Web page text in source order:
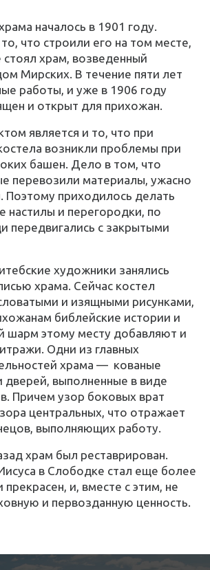
началось в 1901 году.
что строили его на том месте,
стоял храм, возведенный
Мирских. В течение пяти лет
работы, и уже в 1906 году
и открыт для прихожан.
является и то, что при
возникли проблемы при
башен. Дело в том, что
перевозили материалы, ужасно
Поэтому приходилось делать
настилы и перегородки, по
передвигались с закрытыми
художники занялись
храма. Сейчас костел
и изящными рисунками,
библейские истории и
шарм этому месту добавляют и
Одни из главных
храма — кованые
дверей, выполненные в виде
Причем узор боковых врат
центральных, что отражает
выполняющих работу.
храм был реставрирован.
в Слободке стал еще более
прекрасен, и, вместе с этим, не
и первозданную ценность.